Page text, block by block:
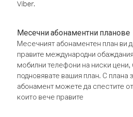
Viber.
Месечни абонаментни планове
Месечният абонаментен план ви
правите международни
мобилни телефони на ниски цени,
подновявате вашия план. С плана
абонамент можете да спестите
които вече правите